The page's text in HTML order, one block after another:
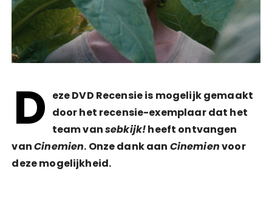
D eze DVD Recensie is mogelijk gemaakt
door het recensie-exemplaar dat het
team vansebkijk!heeft ontvangen
vanCinemien. Onze dank aan Cinemienvoor
deze mogelijkheid.